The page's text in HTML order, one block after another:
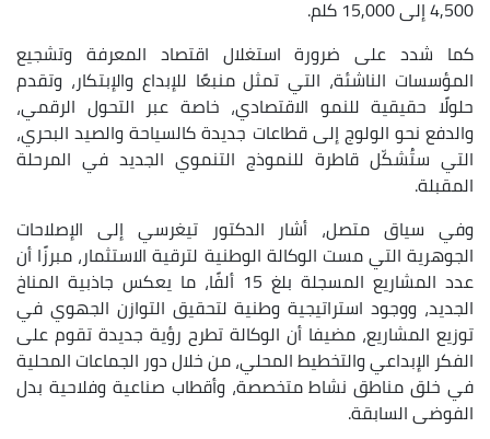
4,500 إلى 15,000 كلم.
كما شدد على ضرورة استغلال اقتصاد المعرفة وتشجيع
المؤسسات الناشئة، التي تمثل منبعًا للإبداع والإبتكار، وتقدم
حلولًا حقيقية للنمو الاقتصادي، خاصة عبر التحول الرقمي،
والدفع نحو الولوج إلى قطاعات جديدة كالسياحة والصيد البحري،
التي ستُشكّل قاطرة للنموذج التنموي الجديد في المرحلة
المقبلة.
وفي سياق متصل، أشار الدكتور تيغرسي إلى الإصلاحات
الجوهرية التي مست الوكالة الوطنية لترقية الاستثمار، مبرزًا أن
عدد المشاريع المسجلة بلغ 15 ألفًا، ما يعكس جاذبية المناخ
الجديد، ووجود استراتيجية وطنية لتحقيق التوازن الجهوي في
توزيع المشاريع، مضيفا أن الوكالة تطرح رؤية جديدة تقوم على
الفكر الإبداعي والتخطيط المحلي، من خلال دور الجماعات المحلية
في خلق مناطق نشاط متخصصة، وأقطاب صناعية وفلاحية بدل
الفوضى السابقة.